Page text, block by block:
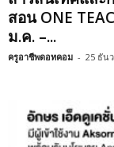
สอน ONE
ม.ค. –...
ครูอาชีพดอทคอม - 25 ธัน